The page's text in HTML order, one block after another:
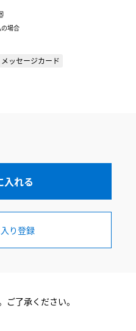
場合
メッセージカード
入れる
り登録
了承ください。